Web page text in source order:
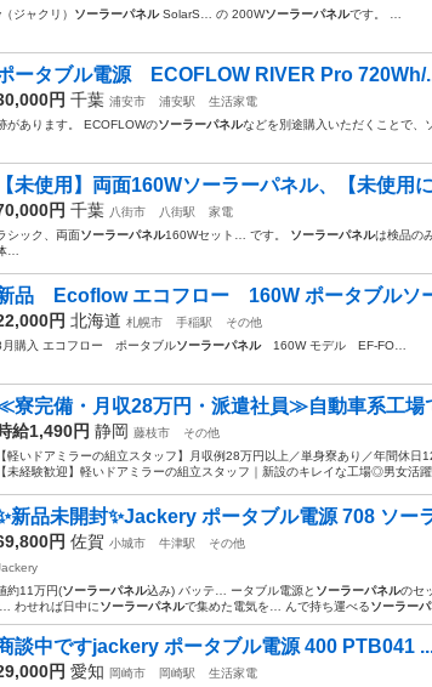
ジャクリ） ソーラーパネルSolarS… の 200Wソーラーパネルです。 …
ータブル電源 ECOFLOW RIVER Pro 720Wh/
円 千葉 浦安市 浦安駅
生活家電
があります。 ECOFLOWのソーラーパネルなどを別途購入いただくことで、
【未使用】両面160Wソーラーパネル、【未使用
円 千葉 八街市 八街駅
家電
シック、両面ソーラーパネル160Wセット… です。 ソーラーパネルは検品の
…
品 Ecoflow エコフロー 160W ポータブルソ
円 北海道 札幌市 手稲駅
その他
月購入 エコフロー ポータブルソーラーパネル160W モデル EF-FO…
寮完備・月収28万円・派遣社員≫自動車系工場
給1,490円 静岡 藤枝市
その他
【軽いドアミラーの組立スタッフ】月収例28万円以上／単身寮あり／年間休
【未経験歓迎】軽いドアミラーの組立スタッフ｜新設のキレイな工場◎男女活
新品未開封✨Jackery ポータブル電源 708 ソー
円 佐賀 小城市 牛津駅
その他
約11万円(ソーラーパネル込み) バッテ… ータブル電源と ソーラーパネルのセ
わせれば日中にソーラーパネルで集めた電気を… んで持ち運べるソーラー
談中ですjackery ポータブル電源 400 PTB041
円 愛知 岡崎市 岡崎駅
生活家電